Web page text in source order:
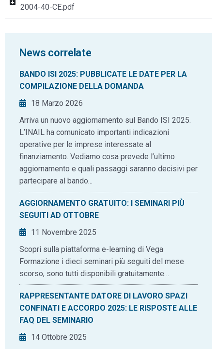
2004-40-CE.pdf
News correlate
BANDO ISI 2025: PUBBLICATE LE DATE PER LA
COMPILAZIONE DELLA DOMANDA
18 Marzo 2026
Arriva un nuovo aggiornamento sul Bando ISI 2025.
L’INAIL ha comunicato importanti indicazioni
operative per le imprese interessate al
finanziamento. Vediamo cosa prevede l’ultimo
aggiornamento e quali passaggi saranno decisivi per
partecipare al bando...
AGGIORNAMENTO GRATUITO: I SEMINARI PIÙ
SEGUITI AD OTTOBRE
11 Novembre 2025
Scopri sulla piattaforma e-learning di Vega
Formazione i dieci seminari più seguiti del mese
scorso, sono tutti disponibili gratuitamente…
RAPPRESENTANTE DATORE DI LAVORO SPAZI
CONFINATI E ACCORDO 2025: LE RISPOSTE ALLE
FAQ DEL SEMINARIO
14 Ottobre 2025